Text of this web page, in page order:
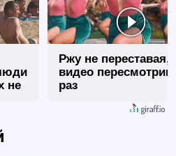
не
Ржу не переставая,
видео
раз